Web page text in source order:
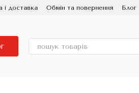
і доставка Обмін та повернення Блог